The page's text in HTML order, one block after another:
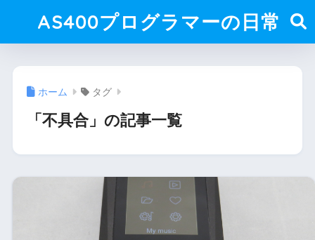
AS400プログラマーの日常
ホーム タグ
「不具合」の記事一覧